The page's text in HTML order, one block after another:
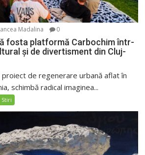
Madalina 0
fosta platformă Carbochim într-
și de divertisment din Cluj-
proiect de regenerare urbană aflat în
schimbă radical imaginea...
Stiri